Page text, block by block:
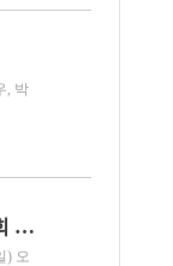
, 박
한인회, 제 107주년 삼일절 기념식 및 제 78회 한인회 정기총회 개최 공고
) 오